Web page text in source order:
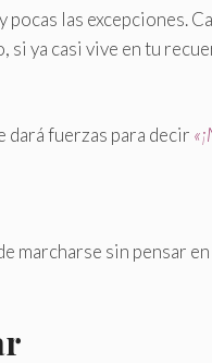
las excepciones.
si ya casi vive en tu
dará fuerzas para decir
marcharse sin pensar